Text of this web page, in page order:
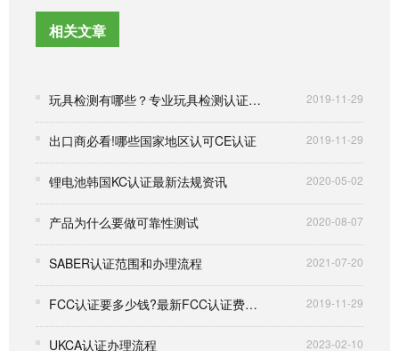
相关文章
玩具检测有哪些？专业玩具检测认证机构为您详细解答 2019-11-29
出口商必看!哪些国家地区认可CE认证 2019-11-29
锂电池韩国KC认证最新法规资讯 2020-05-02
产品为什么要做可靠性测试 2020-08-07
SABER认证范围和办理流程 2021-07-20
FCC认证要多少钱?最新FCC认证费用一览表 2019-11-29
UKCA认证办理流程 2023-02-10